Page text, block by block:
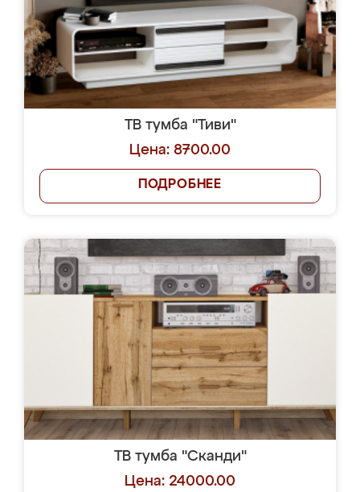
ТВ тумба "Тиви"
Цена: 8700.00
ПОДРОБНЕЕ
ТВ тумба "Сканди"
Цена: 24000.00